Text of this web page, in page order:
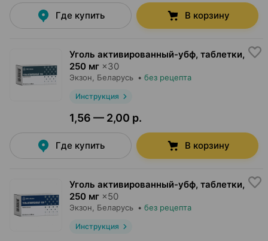
Где купить В корзину
Уголь активированный-убф, таблетки,
250 мг ×30
Экзон , Беларусь • без рецепта
Инструкция
1,56 — 2,00 р.
Где купить В корзину
Уголь активированный-убф, таблетки,
250 мг ×50
Экзон , Беларусь • без рецепта
Инструкция